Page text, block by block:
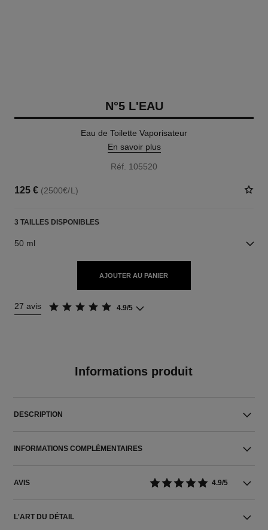
N°5 L'EAU
Eau de Toilette Vaporisateur
En savoir plus
Réf. 105520
125 € (2500€/L)
3 TAILLES DISPONIBLES
50 ml
AJOUTER AU PANIER
27 avis 4.9/5
Informations produit
DESCRIPTION
INFORMATIONS COMPLÉMENTAIRES
AVIS 4.9/5
L'ART DU DÉTAIL